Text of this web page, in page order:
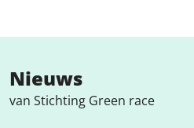
Nieuws
van Stichting Green race